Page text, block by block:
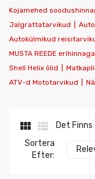
Kojamehed
Jalgrattatarvikud
Autokülmikud
MUSTA REEDE erihinnaga
Shell Helix õlid
ATV-d Mototarvikud
 
Det
Sortera
Efter: